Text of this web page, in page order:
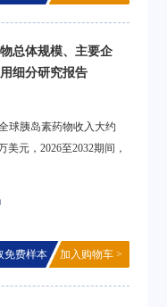
总体规模、主要企
细分研究报告
球胰岛素药物收入大约
美元，2026至2032期间，
免费样本 加入购物车 >